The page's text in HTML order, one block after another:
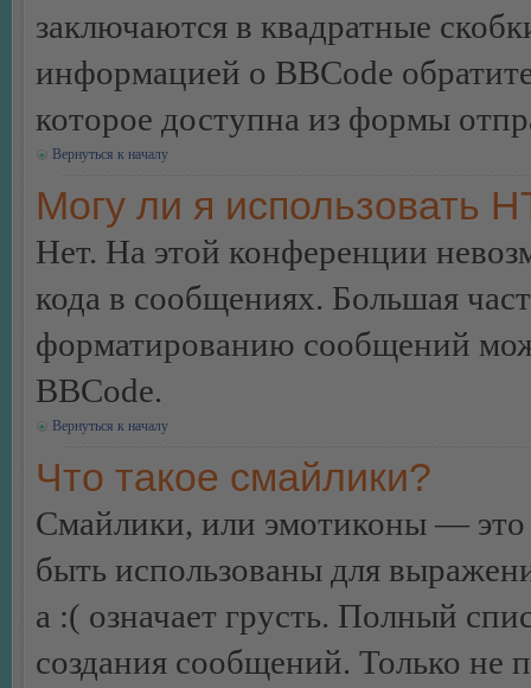
заключаются в квадратные
информацией о BBCode
которое доступна из формы
Вернуться к началу
Могу ли я использовать
Нет. На этой конференции
кода в сообщениях. Большая
форматированию сообщений
BBCode.
Вернуться к началу
Что такое смайлики?
Смайлики, или эмотиконы — это
быть использованы для
а :( означает грусть. Полный
создания сообщений. Только не